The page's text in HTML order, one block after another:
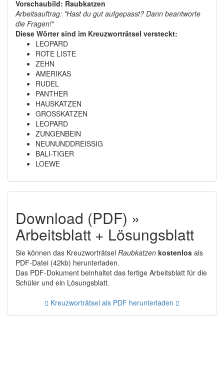
Vorschaubild: Raubkatzen
Arbeitsauftrag: "Hast du gut aufgepasst? Dann beantworte
die Fragen!"
Diese Wörter sind im Kreuzworträtsel versteckt:
LEOPARD
ROTE LISTE
ZEHN
AMERIKAS
RUDEL
PANTHER
HAUSKATZEN
GROSSKATZEN
LEOPARD
ZUNGENBEIN
NEUNUNDDREISSIG
BALI-TIGER
LOEWE
Download (PDF) »
Arbeitsblatt + Lösungsblatt
Sie können das Kreuzworträtsel Raubkatzen kostenlos als
PDF-Datei (42kb) herunterladen.
Das PDF-Dokument beinhaltet das fertige Arbeitsblatt für die
Schüler und ein Lösungsblatt.
Kreuzworträtsel als PDF herunterladen